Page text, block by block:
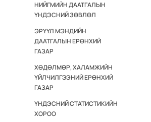
НИЙГМИЙН ДААТГАЛЫН
ҮНДЭСНИЙ ЗӨВЛӨЛ
ЭРҮҮЛ МЭНДИЙН
ДААТГАЛЫН ЕРӨНХИЙ
ГАЗАР
ХӨДӨЛМӨР, ХАЛАМЖИЙН
ҮЙЛЧИЛГЭЭНИЙ ЕРӨНХИЙ
ГАЗАР
ҮНДЭСНИЙ СТАТИСТИКИЙН
ХОРОО